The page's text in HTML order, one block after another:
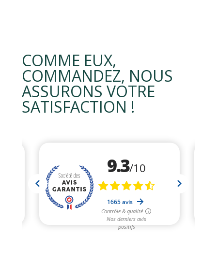
COMME EUX,
COMMANDEZ, NOUS
ASSURONS VOTRE
SATISFACTION !